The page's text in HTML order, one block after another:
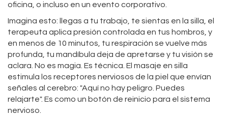
oficina, o incluso en un evento corporativo.
Imagina esto: llegas a tu trabajo, te sientas en la silla, el
terapeuta aplica presión controlada en tus hombros, y
en menos de 10 minutos, tu respiración se vuelve más
profunda, tu mandíbula deja de apretarse y tu visión se
aclara. No es magia. Es técnica. El masaje en silla
estimula los receptores nerviosos de la piel que envían
señales al cerebro: "Aquí no hay peligro. Puedes
relajarte". Es como un botón de reinicio para el sistema
nervioso.